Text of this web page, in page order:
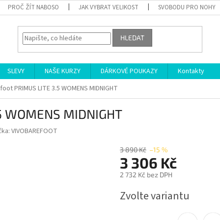
PROČ ŽÍT NABOSO JAK VYBRAT VELIKOST SVOBODU PRO NOHY
HLEDAT
SLEVY NAŠE KURZY DÁRKOVÉ POUKAZY
Kontakty
PRIMUS LITE 3.5 WOMENS MIDNIGHT
MIDNIGHT
VIVOBAREFOOT
3 890 Kč –15 %
3 306 Kč
2 732 Kč bez DPH
cena:
Zvolte variantu